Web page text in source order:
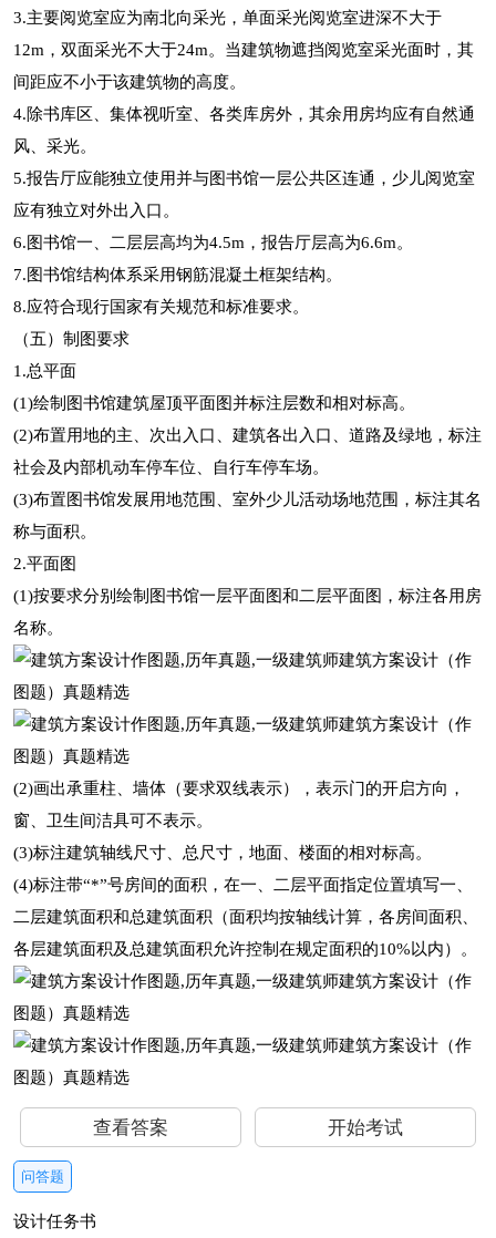
3.主要阅览室应为南北向采光，单面采光阅览室进深不大于
12m，双面采光不大于24m。当建筑物遮挡阅览室采光面时，其
间距应不小于该建筑物的高度。
4.除书库区、集体视听室、各类库房外，其余用房均应有自然通
风、采光。
5.报告厅应能独立使用并与图书馆一层公共区连通，少儿阅览室
应有独立对外出入口。
6.图书馆一、二层层高均为4.5m，报告厅层高为6.6m。
7.图书馆结构体系采用钢筋混凝土框架结构。
8.应符合现行国家有关规范和标准要求。
（五）制图要求
1.总平面
(1)绘制图书馆建筑屋顶平面图并标注层数和相对标高。
(2)布置用地的主、次出入口、建筑各出入口、道路及绿地，标注
社会及内部机动车停车位、自行车停车场。
(3)布置图书馆发展用地范围、室外少儿活动场地范围，标注其名
称与面积。
2.平面图
(1)按要求分别绘制图书馆一层平面图和二层平面图，标注各用房
名称。
(2)画出承重柱、墙体（要求双线表示），表示门的开启方向，
窗、卫生间洁具可不表示。
(3)标注建筑轴线尺寸、总尺寸，地面、楼面的相对标高。
(4)标注带“*”号房间的面积，在一、二层平面指定位置填写一、
二层建筑面积和总建筑面积（面积均按轴线计算，各房间面积、
各层建筑面积及总建筑面积允许控制在规定面积的10%以内）。
查看答案 开始考试
问答题
设计任务书